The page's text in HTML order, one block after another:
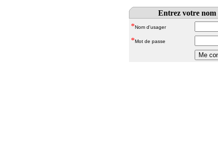
Entrez votre nom
*Nom d'usager
*Mot de passe